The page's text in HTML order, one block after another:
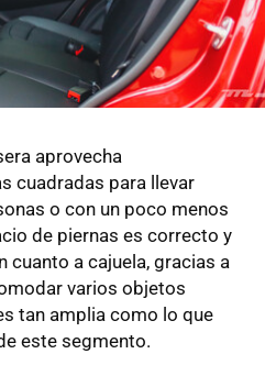
aprovecha
cuadradas para llevar
o con un poco menos
de piernas es correcto y
cuanto a cajuela, gracias a
varios objetos
tan amplia como lo que
este segmento.